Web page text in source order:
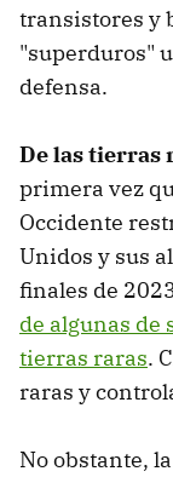
transistores y
"superduros"
defensa.
De las tierras
primera vez
Occidente
Unidos y sus
finales de
de algunas de
tierras raras.
raras y
No obstante,